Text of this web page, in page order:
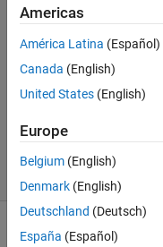
15 Jun
2021
Answer
Accepted
15 Jun 2021
2 Views
Americas
América Latina (Español)
Canada (English)
United States (English)
Europe
Belgium (English)
Denmark (English)
Deutschland (Deutsch)
España (Español)